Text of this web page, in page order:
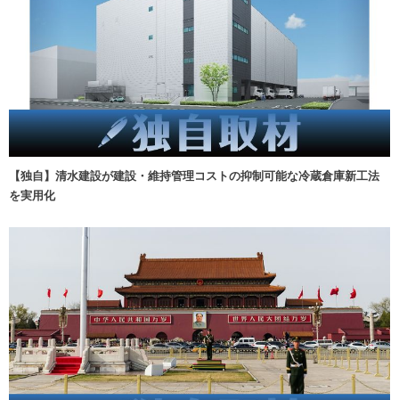
【独自】清水建設が建設・維持管理コストの抑制可能な冷蔵倉庫新工法
を実用化